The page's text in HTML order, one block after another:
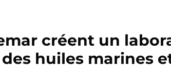
créent un
huiles marines